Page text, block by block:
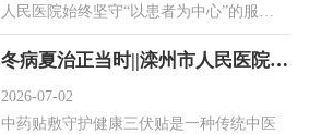
人民医院始终坚守“以患者为中心”的服务
初心，步履不停、精进不止。医疗的初
心，藏于日复...
冬病夏治正当时||滦州市人民医院儿童三伏贴7月15日即将开启
2026-07-02
中药贴敷守护健康三伏贴是一种传统中医